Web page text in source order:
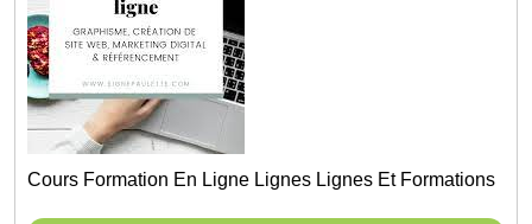
Cours Formation En Ligne Lignes Lignes Et Formations